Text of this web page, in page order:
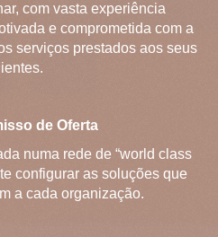
com vasta experiência
e comprometida com a
serviços prestados aos seus
de Oferta
numa rede de “world class
configurar as soluções que
a cada organização.